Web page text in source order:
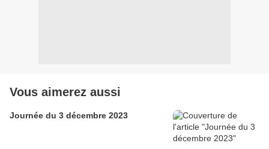
Vous aimerez aussi
Journée du 3 décembre 2023